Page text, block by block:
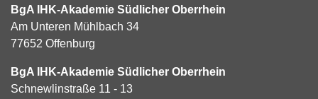
BgA IHK-Akademie Südlicher Oberrhein
Am Unteren Mühlbach 34
77652 Offenburg
BgA IHK-Akademie Südlicher Oberrhein
Schnewlinstraße 11 - 13